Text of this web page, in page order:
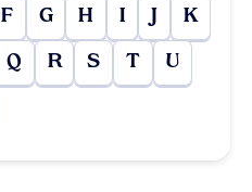
F G H I J K
Q R S T U